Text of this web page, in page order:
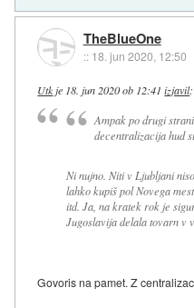
TheBlueOne
:: 18. jun 2020, 12:50
Utkje 18. jun 2020 ob 12:41 izjavil:
Ampak po drugi
decentralizacija hud
Ni nujno. Niti v Ljubljani
lahko kupiš pol Novega
itd. Ja, na kratek rok je
Jugoslavija delala tovarn v
Govoris na pamet. Z